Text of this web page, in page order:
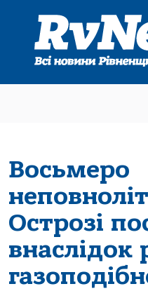
Восьмеро
Острозі
внаслідок